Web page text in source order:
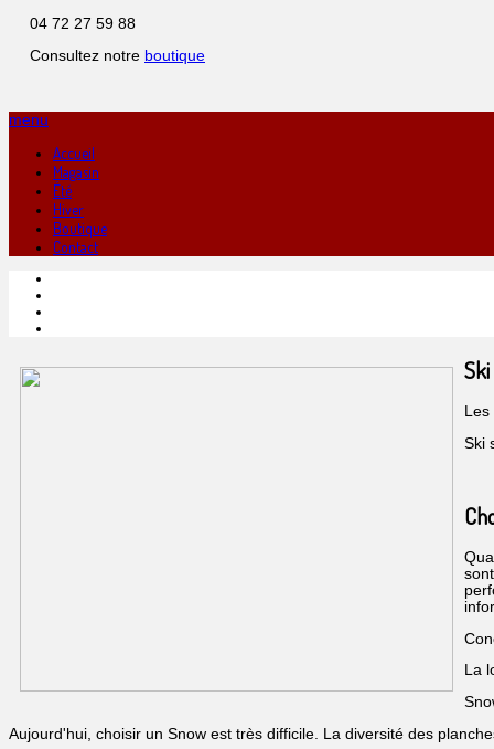
04 72 27 59 88
Consultez notre boutique
menu
Accueil
Magasin
Été
Hiver
Boutique
Contact
Ski
Ski
La
Aujourd'hui, choisir un Snow est très difficile. La diversité des